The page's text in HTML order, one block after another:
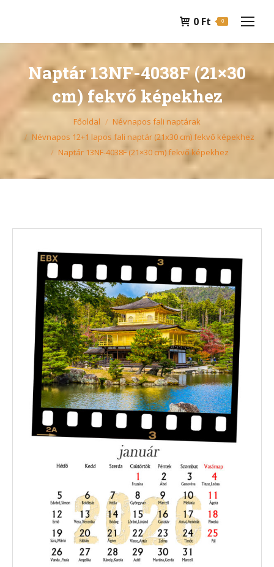
0 Ft 0
Naptár 13NF-4038F (21×30
cm) fekvő képekhez
Főoldal
Névnapos fali naptárak
Névnapos 12+1 lapos fali naptár (21x30 cm) fekvő képekhez
Naptár 13NF-4038F (21×30 cm) fekvő képekhez